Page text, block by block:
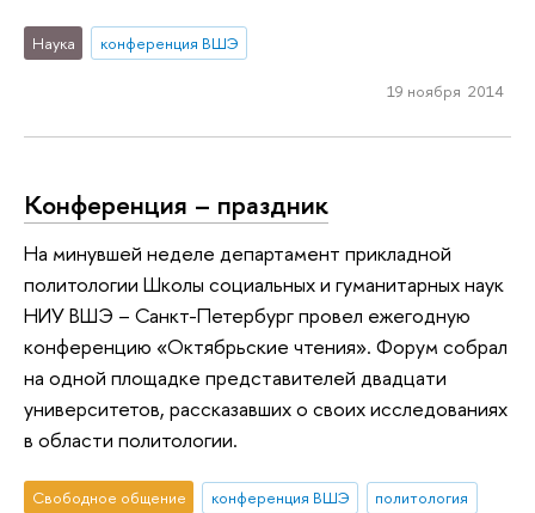
Наука конференция ВШЭ
19 ноября 2014
Конференция – праздник
На минувшей неделе департамент прикладной
политологии Школы социальных и гуманитарных наук
НИУ ВШЭ – Санкт-Петербург провел ежегодную
конференцию «Октябрьские чтения». Форум собрал
на одной площадке представителей двадцати
университетов, рассказавших о своих исследованиях
в области политологии.
Свободное общение конференция ВШЭ политология